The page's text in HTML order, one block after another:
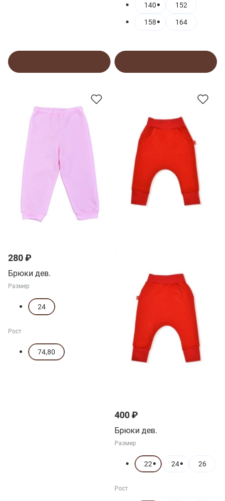
140 152
158 164
280 ₽
Брюки дев.
Размер
24
Рост
74,80
400 ₽
Брюки дев.
Размер
22 24 26
Рост